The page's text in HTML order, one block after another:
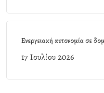
Ενεργειακή αυτονομία σε
17 Ιουλίου 2026